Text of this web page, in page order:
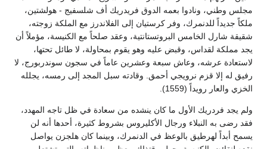
مجلس وطني، ونادوا بعمه الدوق فريدريك أف شلسفيج - هولشتين،
ملكاً جديداً للدنمرك، وفر كرستيان إلى الفلاندرز مع الملكة زوجته،
شقيقة شارل الخامس البروتستانتية، وعقد صلحاً مع الكنيسة، مؤملاً أن
يجد مملكة لقداس، وقبض عليه وهو يقوم بمحاولة، لا طائل تحتها،
لاستعادة عرشه، وعاش سبعة وعشرين عاماً في سجون سوندربورج، لا
رفيق له إلا قزم نرويجي أحمق. وقادته سبل المجد إلى رمسه، يجلله
الخزي والعار رويداً (1559).
ولم يجد فردريك الأول ما كان ينشده من سعادة في ظل تاجه المهدد،
فقد رضى به النبلاء ورجال الأكليروس بشروط كثيرة، أحدها أنه لن
يسمح أبداً لهرطيق بالوعظ في الدنمرك، وبينما كان هلجزن يواصل